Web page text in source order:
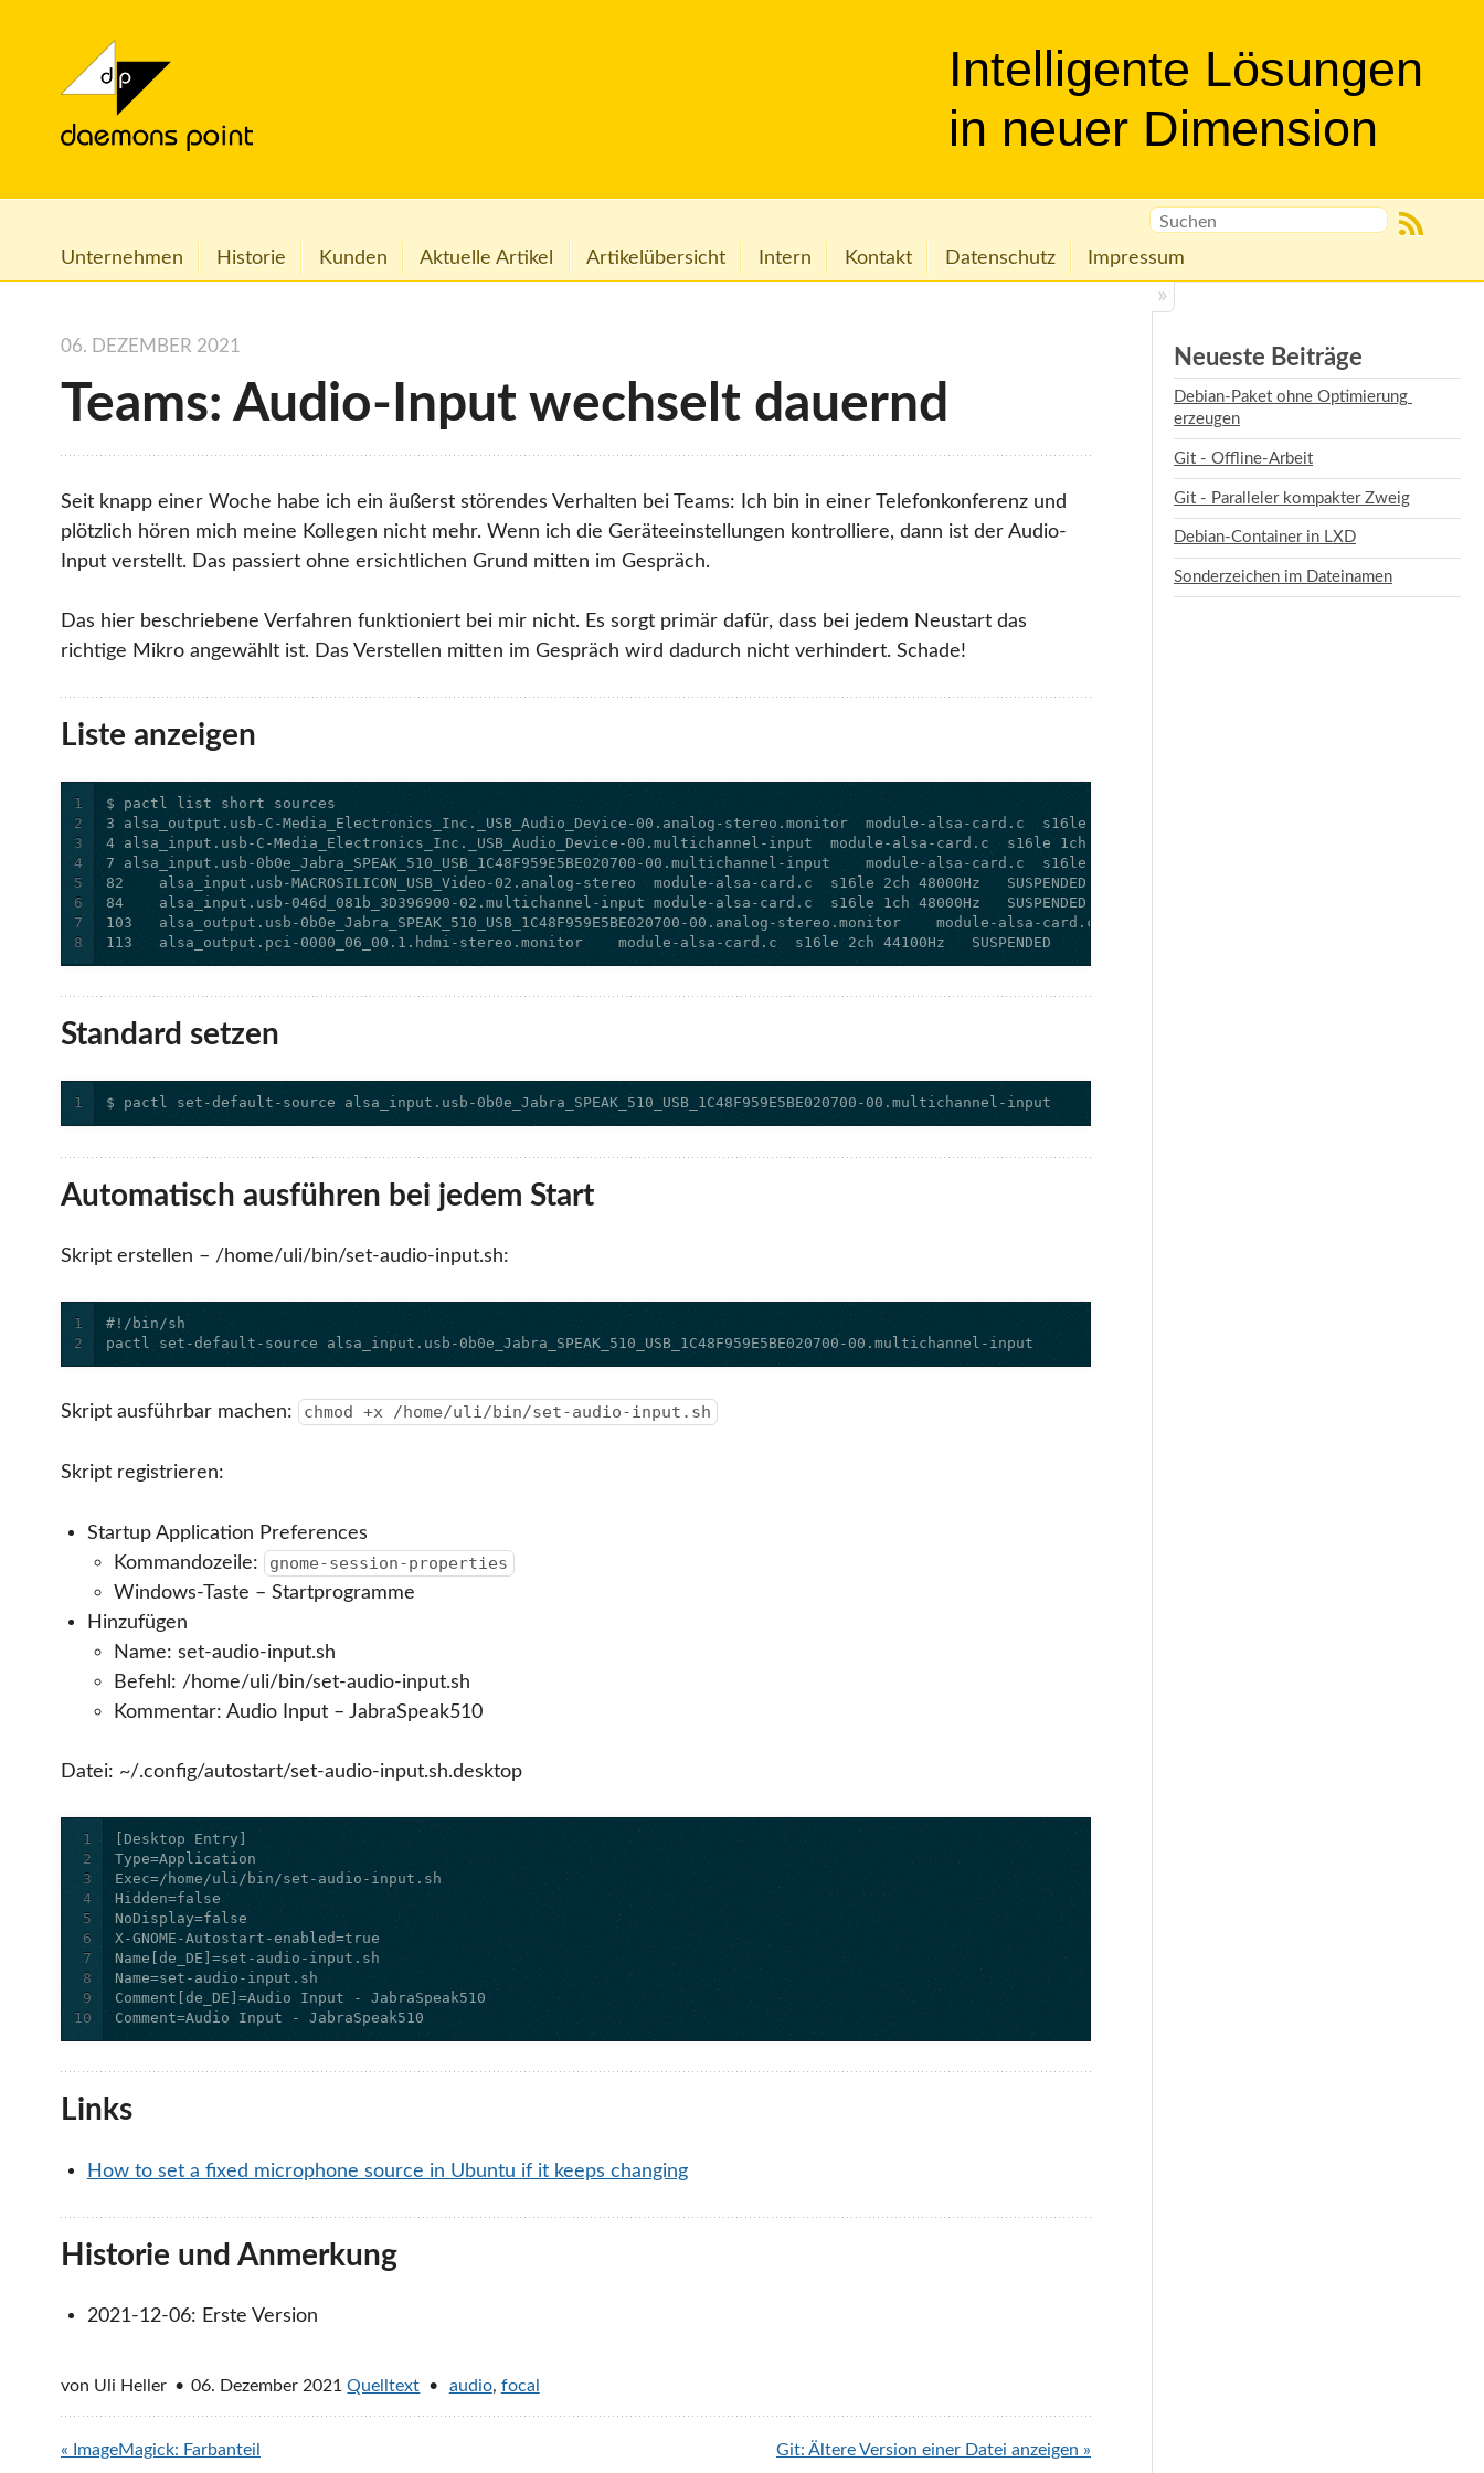
Intelligente Lösungen
in neuer Dimension
Unternehmen Historie Kunden Aktuelle Artikel Artikelübersicht Intern Kontakt Datenschutz Impressum
Teams: Audio-Input wechselt dauernd
06. DEZEMBER 2021
Seit knapp einer Woche habe ich ein äußerst störendes Verhalten bei Teams: Ich bin in einer Telefonkonferenz und
plötzlich hören mich meine Kollegen nicht mehr. Wenn ich die Geräteeinstellungen kontrolliere, dann ist der Audio-
Input verstellt. Das passiert ohne ersichtlichen Grund mitten im Gespräch.
Das hier beschriebene Verfahren funktioniert bei mir nicht. Es sorgt primär dafür, dass bei jedem Neustart das
richtige Mikro angewählt ist. Das Verstellen mitten im Gespräch wird dadurch nicht verhindert. Schade!
Liste anzeigen
1
2
3
4
5
6
7
8
113   alsa_output.pci-0000_06_00.1.hdmi-stereo.monitor    module-alsa-card.c  s16le 2ch 44100Hz   SUSPENDED
Standard setzen
1 $ pactl set-default-source alsa_input.usb-0b0e_Jabra_SPEAK_510_USB_1C48F959E5BE020700-00.multichannel-input
Automatisch ausführen bei jedem Start
Skript erstellen – /home/uli/bin/set-audio-input.sh:
1
2
pactl set-default-source alsa_input.usb-0b0e_Jabra_SPEAK_510_USB_1C48F959E5BE020700-00.multichannel-input
Skript ausführbar machen: chmod +x /home/uli/bin/set-audio-input.sh
Skript registrieren:
Startup Application Preferences
Kommandozeile:
gnome-session-properties
Windows-Taste – Startprogramme
Hinzufügen
Name: set-audio-input.sh
Befehl: /home/uli/bin/set-audio-input.sh
Kommentar: Audio Input – JabraSpeak510
Datei: ~/.config/autostart/set-audio-input.sh.desktop
1
2
3
4
5
6
7
8
9
10
Comment=Audio Input - JabraSpeak510
Links
How to set a fixed microphone source in Ubuntu if it keeps changing
Historie und Anmerkung
2021-12-06: Erste Version
von Uli Heller 06. Dezember 2021 Quelltext audio, focal
« ImageMagick: Farbanteil Git: Ältere Version einer Datei anzeigen »
Neueste Beiträge
Debian-Paket ohne Optimierung
erzeugen
Git - Offline-Arbeit
Git - Paralleler kompakter Zweig
Debian-Container in LXD
Sonderzeichen im Dateinamen